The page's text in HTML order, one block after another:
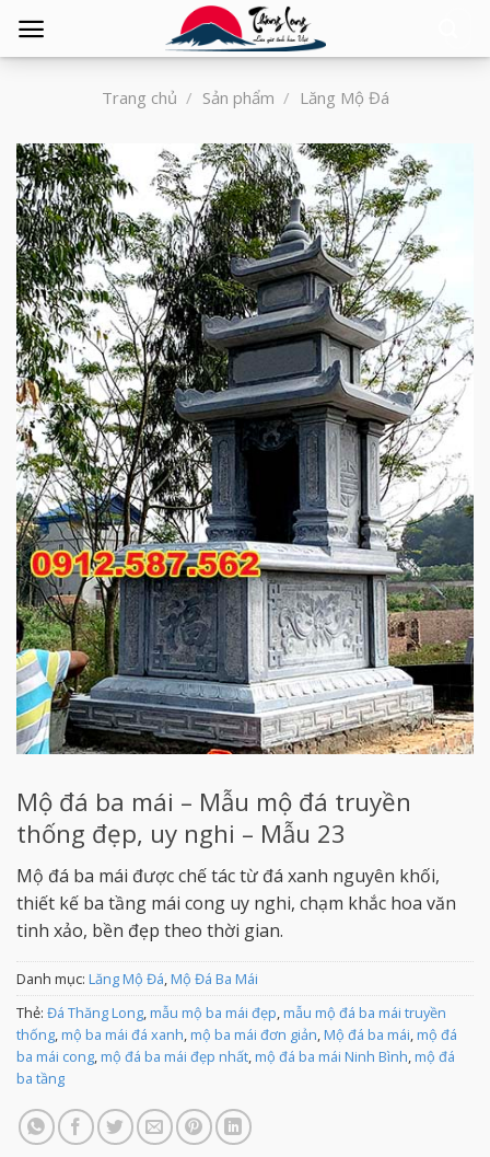
Trang chủ / Sản phẩm / Lăng Mộ Đá
Mộ đá ba mái – Mẫu mộ đá truyền
thống đẹp, uy nghi – Mẫu 23
Mộ đá ba mái được chế tác từ đá xanh nguyên khối,
thiết kế ba tầng mái cong uy nghi, chạm khắc hoa văn
tinh xảo, bền đẹp theo thời gian.
Danh mục: Lăng Mộ Đá,Mộ Đá Ba Mái
Thẻ: Đá Thăng Long,mẫu mộ ba mái đẹp,mẫu mộ đá ba mái truyền
thống,mộ ba mái đá xanh,mộ ba mái đơn giản,Mộ đá ba mái,mộ đá
ba mái cong,mộ đá ba mái đẹp nhất,mộ đá ba mái Ninh Bình,mộ đá
ba tầng